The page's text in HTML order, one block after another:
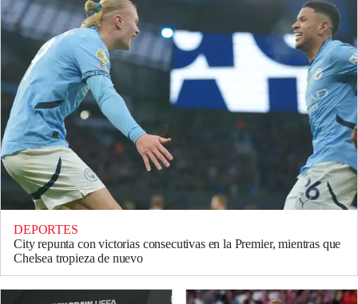
DEPORTES
City repunta con victorias consecutivas en la Premier, mientras que
Chelsea tropieza de nuevo